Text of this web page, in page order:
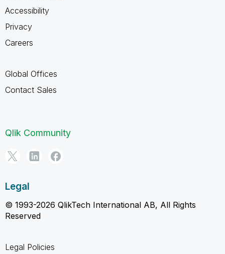
Accessibility
Privacy
Careers
Global Offices
Contact Sales
Qlik Community
Legal
© 1993-2026 QlikTech International AB, All Rights
Reserved
Legal Policies